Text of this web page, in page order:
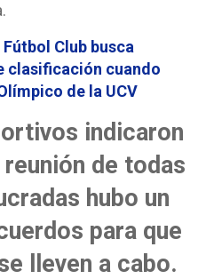
Club busca
clasificación cuando
de la UCV
indicaron
de todas
hubo un
para que
lleven a cabo.